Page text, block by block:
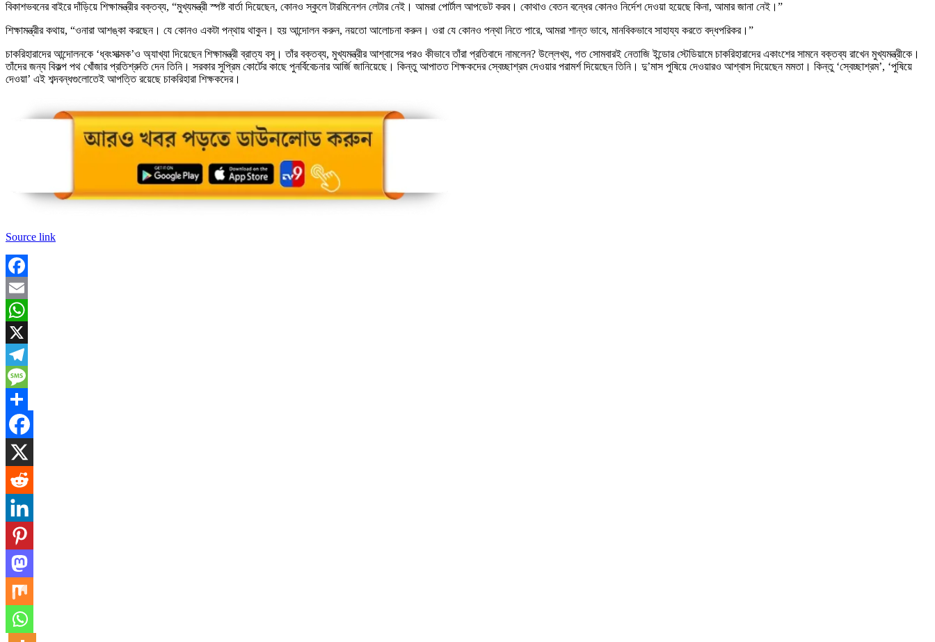
বিকাশভবনের বাইরে দাঁড়িয়ে শিক্ষামন্ত্রীর বক্তব্য, “মুখ্যমন্ত্রী স্পষ্ট বার্তা দিয়েছেন, কোনও স্কুলে টারমিনেশন লেটার নেই। আমরা পোর্টাল আপডেট করব। কোথাও বেতন বন্ধের কোনও নির্দেশ দেওয়া হয়েছে কিনা, আমার জানা নেই।”
শিক্ষামন্ত্রীর কথায়, “ওনারা আশঙ্কা করছেন। যে কোনও একটা পন্থায় থাকুন। হয় আন্দোলন করুন, নয়তো আলোচনা করুন। ওরা যে কোনও পন্থা নিতে পারে, আমরা শান্ত ভাবে, মানবিকভাবে সাহায্য করতে বদ্ধপরিকর।”
চাকরিহারাদের আন্দোলনকে ‘ধ্বংসাত্মক’ও অ্যাখ্যা দিয়েছেন শিক্ষামন্ত্রী ব্রাত্য বসু। তাঁর বক্তব্য, মুখ্যমন্ত্রীর আশ্বাসের পরও কীভাবে তাঁরা প্রতিবাদে নামলেন? উল্লেখ্য, গত সোমবারই নেতাজি ইন্ডোর স্টেডিয়ামে চাকরিহারাদের একাংশের সামনে বক্তব্য রাখেন মুখ্যমন্ত্রীকে।
তাঁদের জন্য বিকল্প পথ খোঁজার প্রতিশ্রুতি দেন তিনি। সরকার সুপ্রিম কোর্টের কাছে পুনর্বিবেচনার আর্জি জানিয়েছে। কিন্তু আপাতত শিক্ষকদের স্বেচ্ছাশ্রম দেওয়ার পরামর্শ দিয়েছেন তিনি। দু’মাস পুষিয়ে দেওয়ারও আশ্বাস দিয়েছেন মমতা। কিন্তু ‘স্বেচ্ছাশ্রম’, ‘পুষিয়ে
দেওয়া’ এই শব্দবন্ধগুলোতেই আপত্তি রয়েছে চাকরিহারা শিক্ষকদের।
Source link
Facebook
Email
WhatsApp
X
Telegram
Message
Share